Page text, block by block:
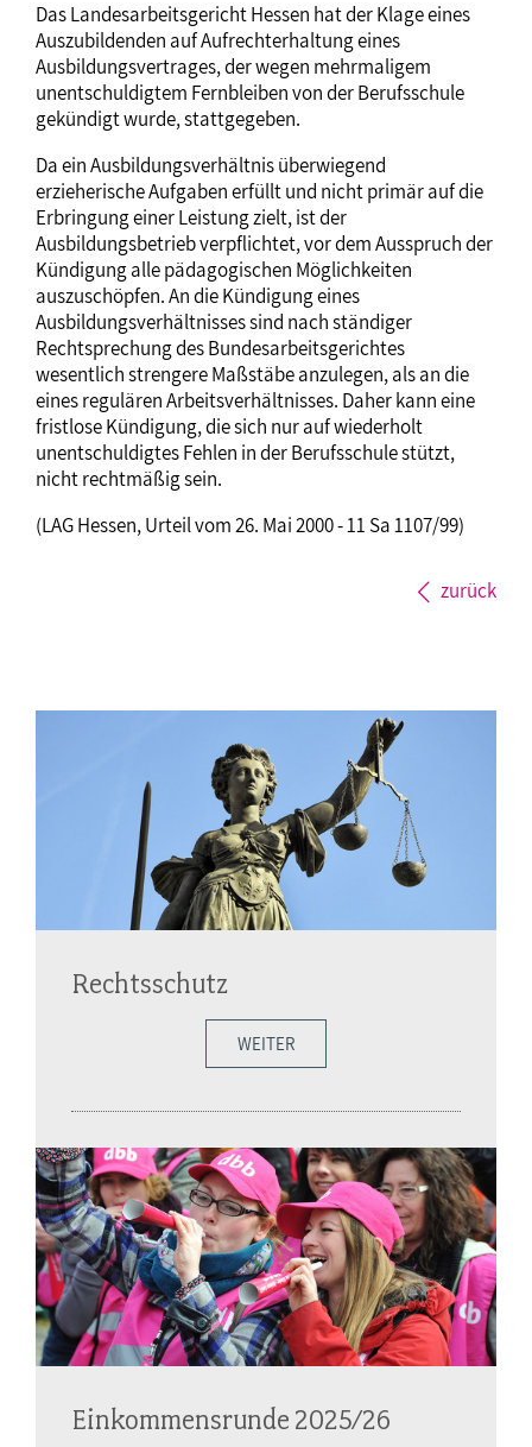
Das Landesarbeitsgericht Hessen hat der Klage eines
Auszubildenden auf Aufrechterhaltung eines
Ausbildungsvertrages, der wegen mehrmaligem
unentschuldigtem Fernbleiben von der Berufsschule
gekündigt wurde, stattgegeben.
Da ein Ausbildungsverhältnis überwiegend
erzieherische Aufgaben erfüllt und nicht primär auf die
Erbringung einer Leistung zielt, ist der
Ausbildungsbetrieb verpflichtet, vor dem Ausspruch der
Kündigung alle pädagogischen Möglichkeiten
auszuschöpfen. An die Kündigung eines
Ausbildungsverhältnisses sind nach ständiger
Rechtsprechung des Bundesarbeitsgerichtes
wesentlich strengere Maßstäbe anzulegen, als an die
eines regulären Arbeitsverhältnisses. Daher kann eine
fristlose Kündigung, die sich nur auf wiederholt
unentschuldigtes Fehlen in der Berufsschule stützt,
nicht rechtmäßig sein.
(LAG Hessen, Urteil vom 26. Mai 2000 - 11 Sa 1107/99)
zurück
Rechtsschutz
WEITER
Einkommensrunde 2025/26